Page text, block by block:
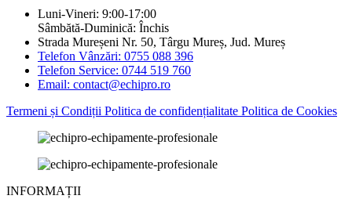
Luni-Vineri: 9:00-17:00
Sâmbătă-Duminică: Închis
Strada Mureșeni Nr. 50, Târgu Mureș, Jud. Mureș
Telefon Vânzări: 0755 088 396
Telefon Service: 0744 519 760
Email: contact@echipro.ro
Termeni și Condiții Politica de confidențialitate Politica de Cookies
INFORMAȚII